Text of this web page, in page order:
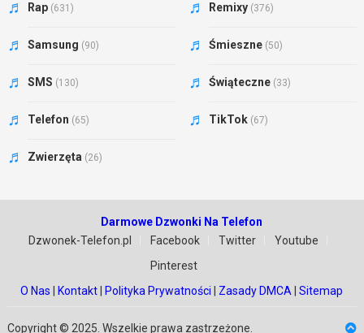
Rap (631) Remixy (376)
Samsung (90) Śmieszne (50)
SMS (130) Świąteczne (33)
Telefon (65) TikTok (67)
Zwierzęta (26)
Darmowe Dzwonki Na Telefon
Dzwonek-Telefon.pl
Facebook Twitter
Youtube
Pinterest
O Nas
Kontakt Polityka Prywatności Zasady DMCA |Sitemap
Copyright © 2025. Wszelkie prawa zastrzeżone.